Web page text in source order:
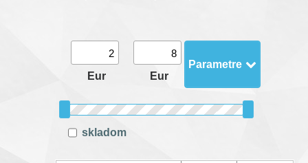
Eur Eur
Parametre
skladom